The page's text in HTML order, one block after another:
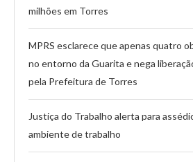
milhões em Torres
MPRS esclarece que apenas quatro
no entorno da Guarita e nega
pela Prefeitura de Torres
Justiça do Trabalho alerta para
ambiente de trabalho